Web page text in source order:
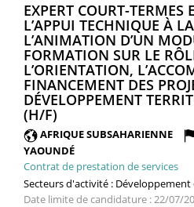
EXPERT COURT-TERMES
L’APPUI TECHNIQUE À
L’ANIMATION D’UN
FORMATION SUR LE
L’ORIENTATION,
FINANCEMENT DES
DÉVELOPPEMENT
(H/F)
FENÊTRE)
AFRIQUE SUBSAHARIENNE
YAOUNDÉ
Contrat de prestation de services
Secteurs d'activité : Développement
Date limite de candidature : 22/07/